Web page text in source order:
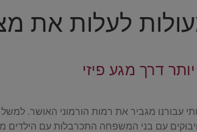
עבורנו מגביר את רמות הורמוני האושר. למשל
עם בני המשפחה התכרבלות עם הילדים